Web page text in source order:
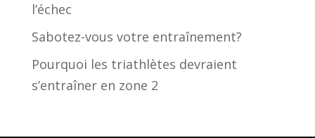
l’échec
Sabotez-vous votre entraînement?
Pourquoi les triathlètes devraient
s’entraîner en zone 2